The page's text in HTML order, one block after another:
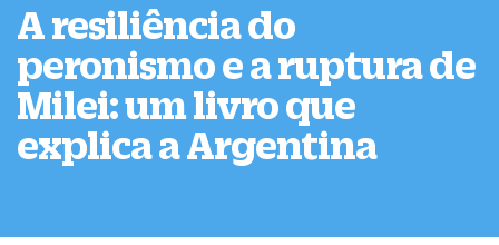
A resiliência do
peronismo e a ruptura de
Milei: um livro que
explica a Argentina